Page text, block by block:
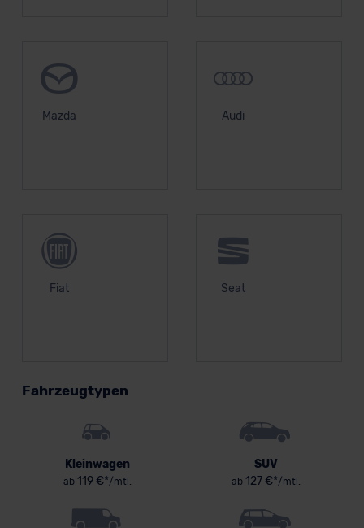
Mazda Audi
Fiat Seat
Fahrzeugtypen
Kleinwagen
ab 119 €*/mtl.
SUV
ab 127 €*/mtl.